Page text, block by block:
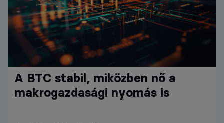
A BTC stabil, miközben nő a
makrogazdasági nyomás is